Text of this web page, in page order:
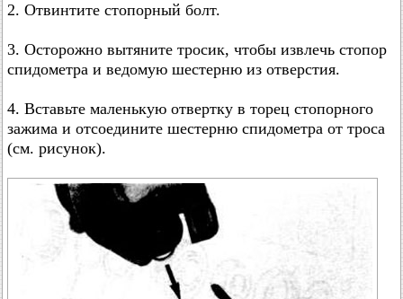
2. Отвинтите стопорный болт.
3. Осторожно вытяните тросик, чтобы извлечь стопор
спидометра и ведомую шестерню из отверстия.
4. Вставьте маленькую отвертку в торец стопорного
зажима и отсоедините шестерню спидометра от троса
(см. рисунок).